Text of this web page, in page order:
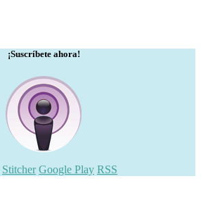
¡Suscríbete ahora!
Stitcher Google Play RSS